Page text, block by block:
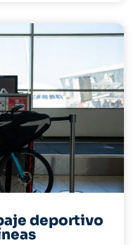
deportivo